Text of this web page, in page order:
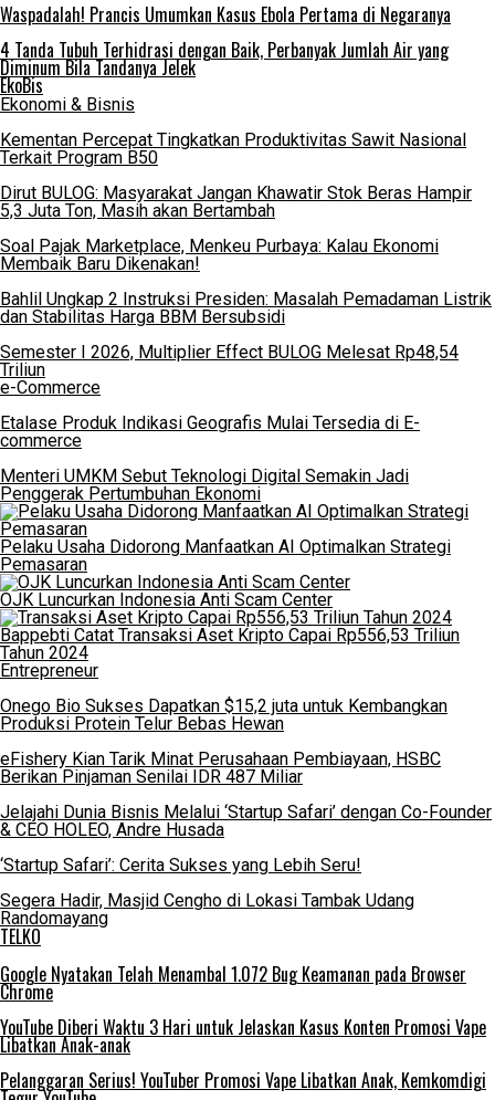
Waspadalah! Prancis Umumkan Kasus Ebola Pertama di Negaranya
4 Tanda Tubuh Terhidrasi dengan Baik, Perbanyak Jumlah Air yang
Diminum Bila Tandanya Jelek
EkoBis
Ekonomi & Bisnis
Kementan Percepat Tingkatkan Produktivitas Sawit Nasional
Terkait Program B50
Dirut BULOG: Masyarakat Jangan Khawatir Stok Beras Hampir
5,3 Juta Ton, Masih akan Bertambah
Soal Pajak Marketplace, Menkeu Purbaya: Kalau Ekonomi
Membaik Baru Dikenakan!
Bahlil Ungkap 2 Instruksi Presiden: Masalah Pemadaman Listrik
dan Stabilitas Harga BBM Bersubsidi
Semester I 2026, Multiplier Effect BULOG Melesat Rp48,54
Triliun
e-Commerce
Etalase Produk Indikasi Geografis Mulai Tersedia di E-
commerce
Menteri UMKM Sebut Teknologi Digital Semakin Jadi
Penggerak Pertumbuhan Ekonomi
Pelaku Usaha Didorong Manfaatkan AI Optimalkan Strategi
Pemasaran
OJK Luncurkan Indonesia Anti Scam Center
Bappebti Catat Transaksi Aset Kripto Capai Rp556,53 Triliun
Tahun 2024
Entrepreneur
Onego Bio Sukses Dapatkan $15,2 juta untuk Kembangkan
Produksi Protein Telur Bebas Hewan
eFishery Kian Tarik Minat Perusahaan Pembiayaan, HSBC
Berikan Pinjaman Senilai IDR 487 Miliar
Jelajahi Dunia Bisnis Melalui ‘Startup Safari’ dengan Co-Founder
& CEO HOLEO, Andre Husada
‘Startup Safari’: Cerita Sukses yang Lebih Seru!
Segera Hadir, Masjid Cengho di Lokasi Tambak Udang
Randomayang
TELKO
Google Nyatakan Telah Menambal 1.072 Bug Keamanan pada Browser
Chrome
YouTube Diberi Waktu 3 Hari untuk Jelaskan Kasus Konten Promosi Vape
Libatkan Anak-anak
Pelanggaran Serius! YouTuber Promosi Vape Libatkan Anak, Kemkomdigi